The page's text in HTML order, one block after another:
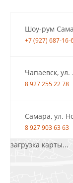
Шоу-рум
+7 (927) 687-16-
Чапаевск, ул.
8 927 255 22 78
Самара, ул.
8 927 903 63 63
загрузка карты...